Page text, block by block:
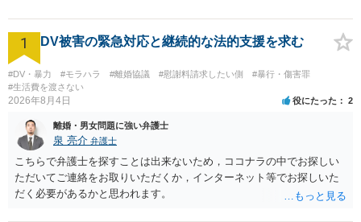
1 DV被害の緊急対応と継続的な法的支援を求む
#DV・暴力 #モラハラ #離婚協議 #慰謝料請求したい側
#暴行・傷害罪
#生活費を渡さない
2026年8月4日 役にたった 2
離婚・男女問題に強い弁護士
泉 亮介 弁護士
こちらで弁護士を探すことは出来ないため，ココナラの中でお探しい
ただいてご連絡をお取りいただくか，インターネット等でお探しいた
だく必要があるかと思われます。